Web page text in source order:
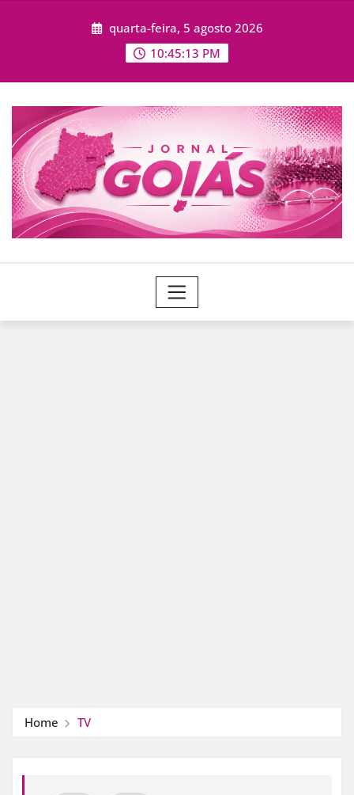
quarta-feira, 5 agosto 2026
10:45:14 PM
Home TV